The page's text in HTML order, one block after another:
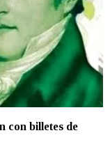
con billetes de